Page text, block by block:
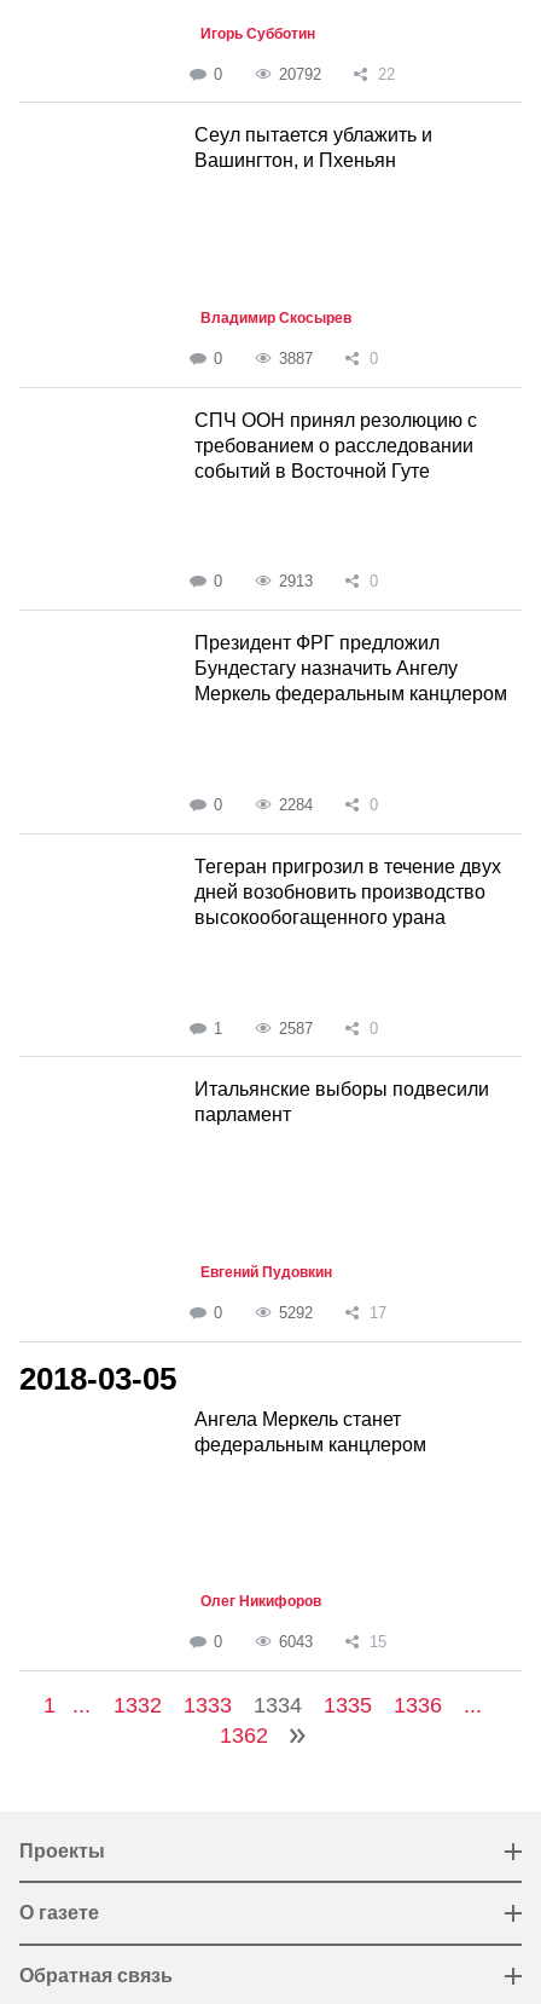
Игорь Субботин
0 20792 22
Cеул пытается ублажить и
Вашингтон, и Пхеньян
Владимир Скосырев
0 3887 0
СПЧ ООН принял резолюцию с
требованием о расследовании
событий в Восточной Гуте
0 2913 0
Президент ФРГ предложил
Бундестагу назначить Ангелу
Меркель федеральным канцлером
0 2284 0
Тегеран пригрозил в течение двух
дней возобновить производство
высокообогащенного урана
1 2587 0
Итальянские выборы подвесили
парламент
Евгений Пудовкин
0 5292 17
2018-03-05
Ангела Меркель станет
федеральным канцлером
Олег Никифоров
0 6043 15
1 ... 1332 1333 1334 1335 1336
...
1362
Проекты
О газете
Обратная связь